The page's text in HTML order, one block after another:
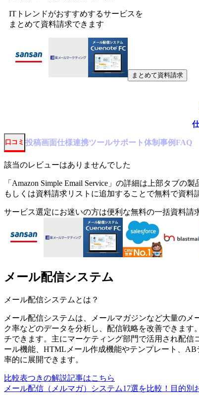
ITトレンドがおすすめするサービスを
まとめて資料請求できます
まとめて資料請求
口コミ 投稿画面仕様連携ツールサポート体制 事例FAQ
該当のレビューはありませんでした
「 Amazon Simple Email Service 」の詳細は上部タブの製
もしくは資料請求リストに追加することで無料で資料
サービス選定にお迷いの方は便利な無料の一括資料請
メール配信システム
メール配信システム とは？
メール配信システムは、メールマガジンなど大量の
ク率などのデータを分析し、配信戦略を改善できま
チできます。主にマーケティング部門で活用され配
ール機能、HTMLメール作成機能やテンプレート、
率的に展開できます。
比較表つきの解説記事はこちら
メール配信（メルマガ）システム17選を比較！目的別